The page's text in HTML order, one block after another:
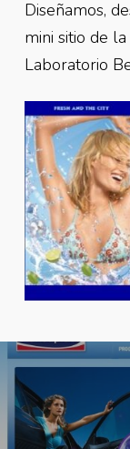
Diseñamos,
mini sitio de
Laboratorio